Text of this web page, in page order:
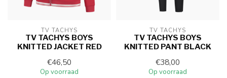
TV TACHYS
TV TACHYS BOYS
KNITTED JACKET RED
€46,50
Op voorraad
TV TACHYS
TV TACHYS BOYS
KNITTED PANT BLACK
€38,00
Op voorraad